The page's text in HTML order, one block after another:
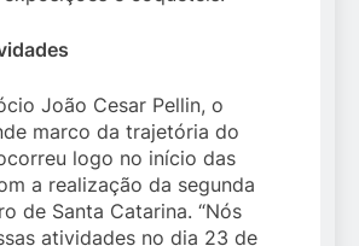
João Cesar Pellin, o
marco da trajetória do
logo no início das
a realização da segunda
de Santa Catarina. “Nós
atividades no dia 23 de